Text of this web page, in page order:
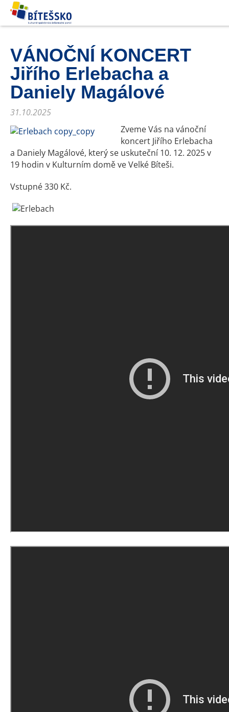
VÁNOČNÍ KONCERT
Jiřího Erlebacha a
Daniely Magálové
31.10.2025
Zveme Vás na vánoční
koncert Jiřího Erlebacha
a Daniely Magálové, který se uskuteční 10. 12. 2025 v
19 hodin v Kulturním domě ve Velké Bíteši.
Vstupné 330 Kč.